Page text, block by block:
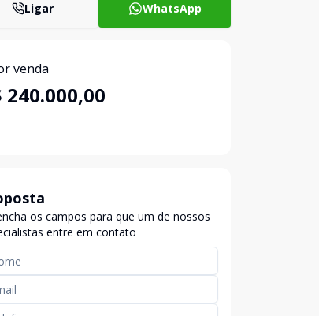
Ligar WhatsApp
venda
240.000,00
os campos para que um de nossos
entre em contato